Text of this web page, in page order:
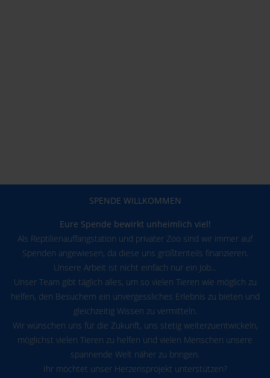
SPENDE WILLKOMMEN
Eure Spende bewirkt unheimlich viel!
Als Reptilienauffangstation und privater Zoo sind wir immer auf
Spenden angewiesen, da diese uns größtenteils finanzieren.
Unsere Arbeit ist nicht einfach nur ein Job...
Unser Team gibt täglich alles, um so vielen Tieren wie möglich zu
helfen, den Besuchern ein unvergessliches Erlebnis zu bieten und
gleichzeitig Wissen zu vermitteln.
Wir wünschen uns für die Zukunft, uns stetig weiterzuentwickeln,
möglichst vielen Tieren zu helfen und vielen Menschen unsere
spannende Welt näher zu bringen.
Ihr möchtet unser Herzensprojekt unterstützen?